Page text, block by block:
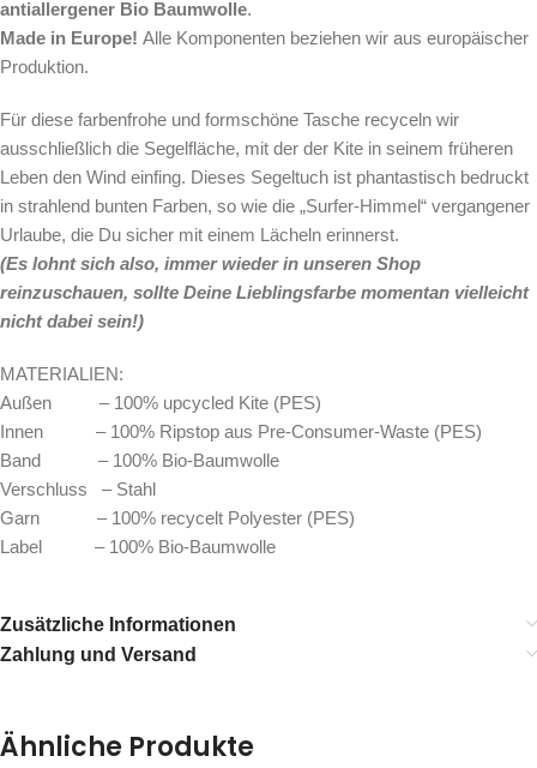
antiallergener Bio Baumwolle.
Made in Europe! Alle Komponenten beziehen wir aus europäischer
Produktion.
Für diese farbenfrohe und formschöne Tasche recyceln wir
ausschließlich die Segelfläche, mit der der Kite in seinem früheren
Leben den Wind einfing. Dieses Segeltuch ist phantastisch bedruckt
in strahlend bunten Farben, so wie die „Surfer-Himmel“ vergangener
Urlaube, die Du sicher mit einem Lächeln erinnerst.
(Es lohnt sich also, immer wieder in unseren Shop
reinzuschauen, sollte Deine Lieblingsfarbe momentan vielleicht
nicht dabei sein!)
MATERIALIEN:
Außen – 100% upcycled Kite (PES)
Innen – 100% Ripstop aus Pre-Consumer-Waste (PES)
Band – 100% Bio-Baumwolle
Verschluss – Stahl
Garn – 100% recycelt Polyester (PES)
Label – 100% Bio-Baumwolle
Zusätzliche Informationen
Zahlung und Versand
Ähnliche Produkte